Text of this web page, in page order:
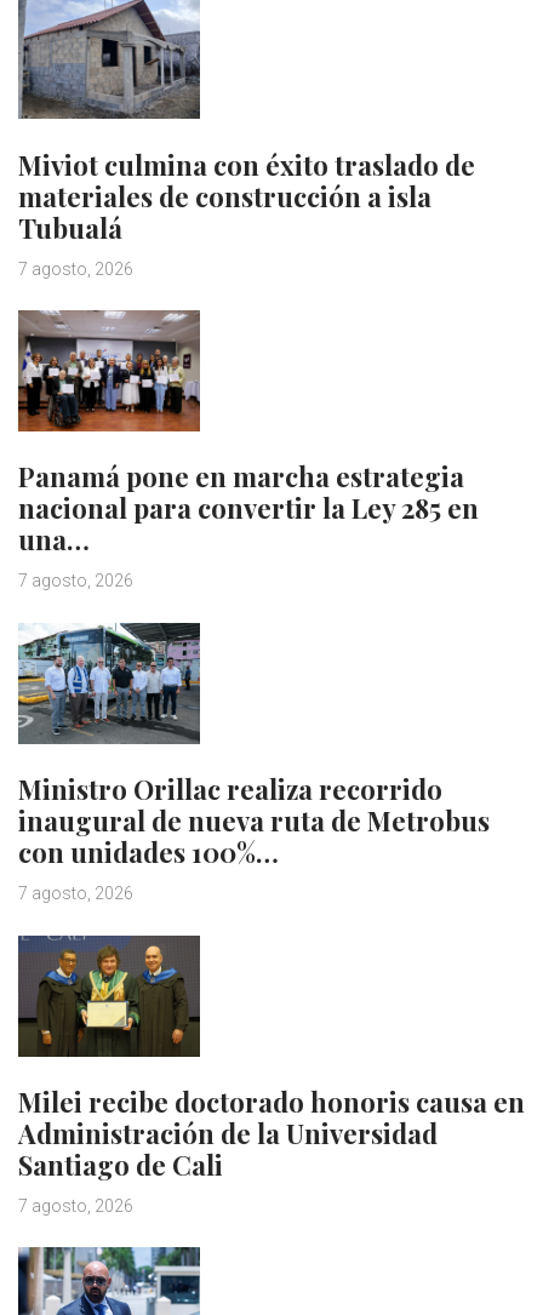
Miviot culmina con éxito traslado de
materiales de construcción a isla
Tubualá
7 agosto, 2026
Panamá pone en marcha estrategia
nacional para convertir la Ley 285 en
una…
7 agosto, 2026
Ministro Orillac realiza recorrido
inaugural de nueva ruta de Metrobus
con unidades 100%…
7 agosto, 2026
Milei recibe doctorado honoris causa en
Administración de la Universidad
Santiago de Cali
7 agosto, 2026